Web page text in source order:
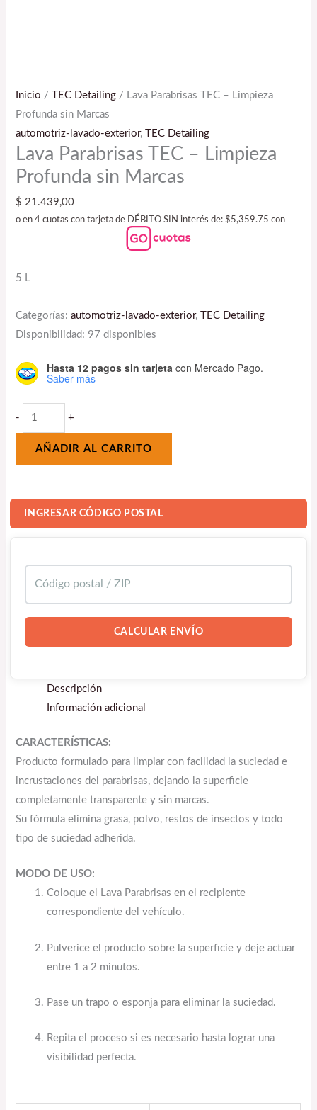
Inicio / TEC Detailing / Lava Parabrisas TEC – Limpieza
Profunda sin Marcas
automotriz-lavado-exterior, TEC Detailing
Lava Parabrisas TEC – Limpieza
Profunda sin Marcas
$ 21.439,00
o en 4 cuotas con tarjeta de DÉBITO SIN interés de: $5,359.75 con
5 L
Categorías:automotriz-lavado-exterior,TEC Detailing
Disponibilidad: 97 disponibles
Hasta 12 pagos sin tarjeta con Mercado Pago.
Saber más
- +
AÑADIR AL CARRITO
INGRESAR CÓDIGO POSTAL
CALCULAR ENVÍO
Descripción
Información adicional
CARACTERÍSTICAS:
Producto formulado para limpiar con facilidad la suciedad e
incrustaciones del parabrisas, dejando la superficie
completamente transparente y sin marcas.
Su fórmula elimina grasa, polvo, restos de insectos y todo
tipo de suciedad adherida.
MODO DE USO:
Coloque el Lava Parabrisas en el recipiente
correspondiente del vehículo.
Pulverice el producto sobre la superficie y deje actuar
entre 1 a 2 minutos.
Pase un trapo o esponja para eliminar la suciedad.
Repita el proceso si es necesario hasta lograr una
visibilidad perfecta.